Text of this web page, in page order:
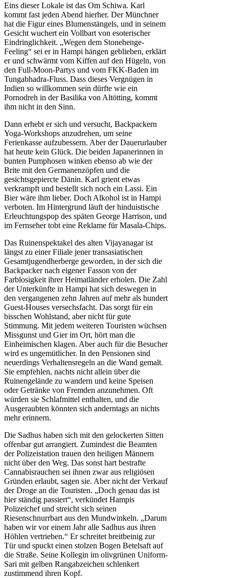
Eins dieser Lokale ist das Om Schiwa. Karl
kommt fast jeden Abend hierher. Der Münchner
hat die Figur eines Blumenstängels, und in seinem
Gesicht wuchert ein Vollbart von esoterischer
Eindringlichkeit. „Wegen dem Stonehenge-
Feeling“ sei er in Hampi hängen geblieben, erklärt
er und schwärmt vom Kiffen auf den Hügeln, von
den Full-Moon-Partys und vom FKK-Baden im
Tungabhadra-Fluss. Dass dieses Vergnügen in
Indien so willkommen sein dürfte wie ein
Pornodreh in der Basilika von Altötting, kommt
ihm nicht in den Sinn.
Dann erhebt er sich und versucht, Backpackern
Yoga-Workshops anzudrehen, um seine
Ferienkasse aufzubessern. Aber der Dauerurlauber
hat heute kein Glück. Die beiden Japanerinnen in
bunten Pumphosen winken ebenso ab wie der
Brite mit den Germanenzöpfen und die
gesichtsgepiercte Dänin. Karl grient etwas
verkrampft und bestellt sich noch ein Lassi. Ein
Bier wäre ihm lieber. Doch Alkohol ist in Hampi
verboten. Im Hintergrund läuft der hinduistische
Erleuchtungspop des späten George Harrison, und
im Fernseher tobt eine Reklame für Masala-Chips.
Das Ruinenspektakel des alten Vijayanagar ist
längst zu einer Filiale jener transasiatischen
Gesamtjugendherberge geworden, in der sich die
Backpacker nach eigener Fasson von der
Farblosigkeit ihrer Heimatländer erholen. Die Zahl
der Unterkünfte in Hampi hat sich deswegen in
den vergangenen zehn Jahren auf mehr als hundert
Guest-Houses versechsfacht. Das sorgt für ein
bisschen Wohlstand, aber nicht für gute
Stimmung. Mit jedem weiteren Touristen wüchsen
Missgunst und Gier im Ort, hört man die
Einheimischen klagen. Aber auch für die Besucher
wird es ungemütlicher. In den Pensionen sind
neuerdings Verhaltensregeln an die Wand gemalt.
Sie empfehlen, nachts nicht allein über die
Ruinengelände zu wandern und keine Speisen
oder Getränke von Fremden anzunehmen. Oft
würden sie Schlafmittel enthalten, und die
Ausgeraubten könnten sich anderntags an nichts
mehr erinnern.
Die Sadhus haben sich mit den gelockerten Sitten
offenbar gut arrangiert. Zumindest die Beamten
der Polizeistation trauen den heiligen Männern
nicht über den Weg. Das sonst hart bestrafte
Cannabisrauchen sei ihnen zwar aus religiösen
Gründen erlaubt, sagen sie. Aber nicht der Verkauf
der Droge an die Touristen. „Doch genau das ist
hier ständig passiert“, verkündet Hampis
Polizeichef und streicht sich seinen
Riesenschnurrbart aus den Mundwinkeln. „Darum
haben wir vor einem Jahr alle Sadhus aus ihren
Höhlen vertrieben.“ Er schreitet breitbeinig zur
Tür und spuckt einen stolzen Bogen Betelsaft auf
die Straße. Seine Kollegin im olivgrünen Uniform-
Sari mit gelben Rangabzeichen schlenkert
zustimmend ihren Kopf.